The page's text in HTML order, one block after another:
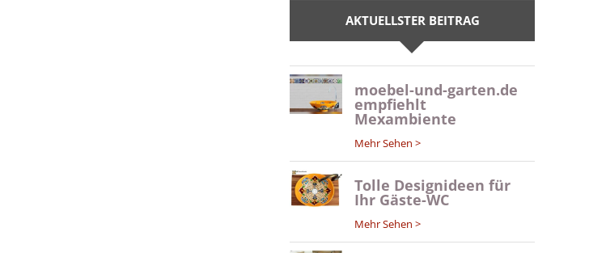
AKTUELLSTER BEITRAG
moebel-und-garten.de
empfiehlt
Mexambiente
Mehr Sehen >
Tolle Designideen für
Ihr Gäste-WC
Mehr Sehen >